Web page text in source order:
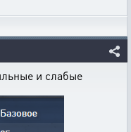
и слабые